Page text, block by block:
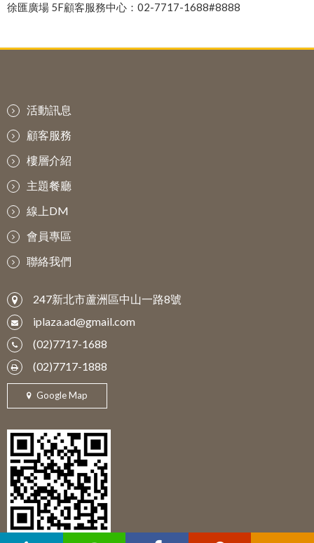
徐匯廣場 5F顧客服務中心：02-7717-1688#8888
活動訊息
顧客服務
樓層介紹
主題餐廳
線上DM
會員專區
聯絡我們
247新北市蘆洲區中山一路8號
iplaza.ad@gmail.com
(02)7717-1688
(02)7717-1888
Google Map